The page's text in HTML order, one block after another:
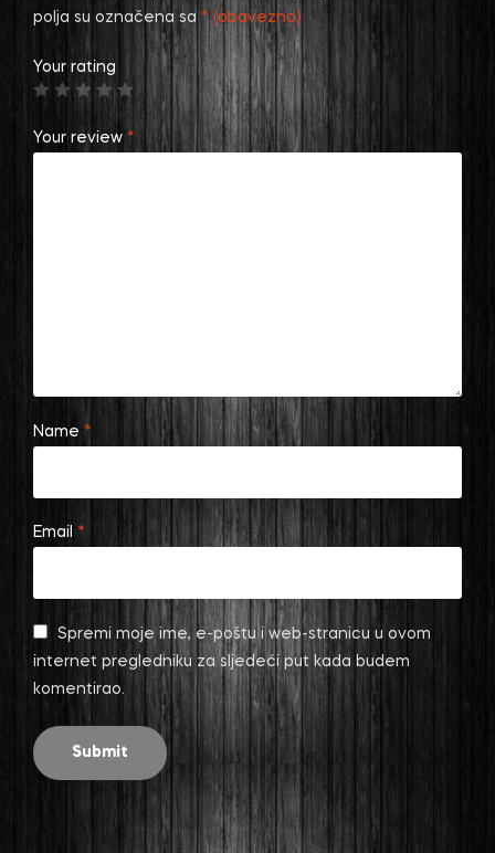
polja su označena sa* (obavezno)
Your rating
Your review *
Name *
Email *
Spremi moje ime, e-poštu i web-stranicu u ovom
internet pregledniku za sljedeći put kada budem
komentirao.